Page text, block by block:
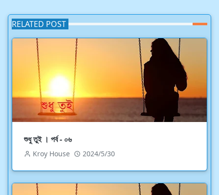
RELATED POST
শুধু তুই । পর্ব - ০৬
Kroy House 2024/5/30